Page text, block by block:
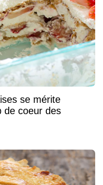
de coeur des